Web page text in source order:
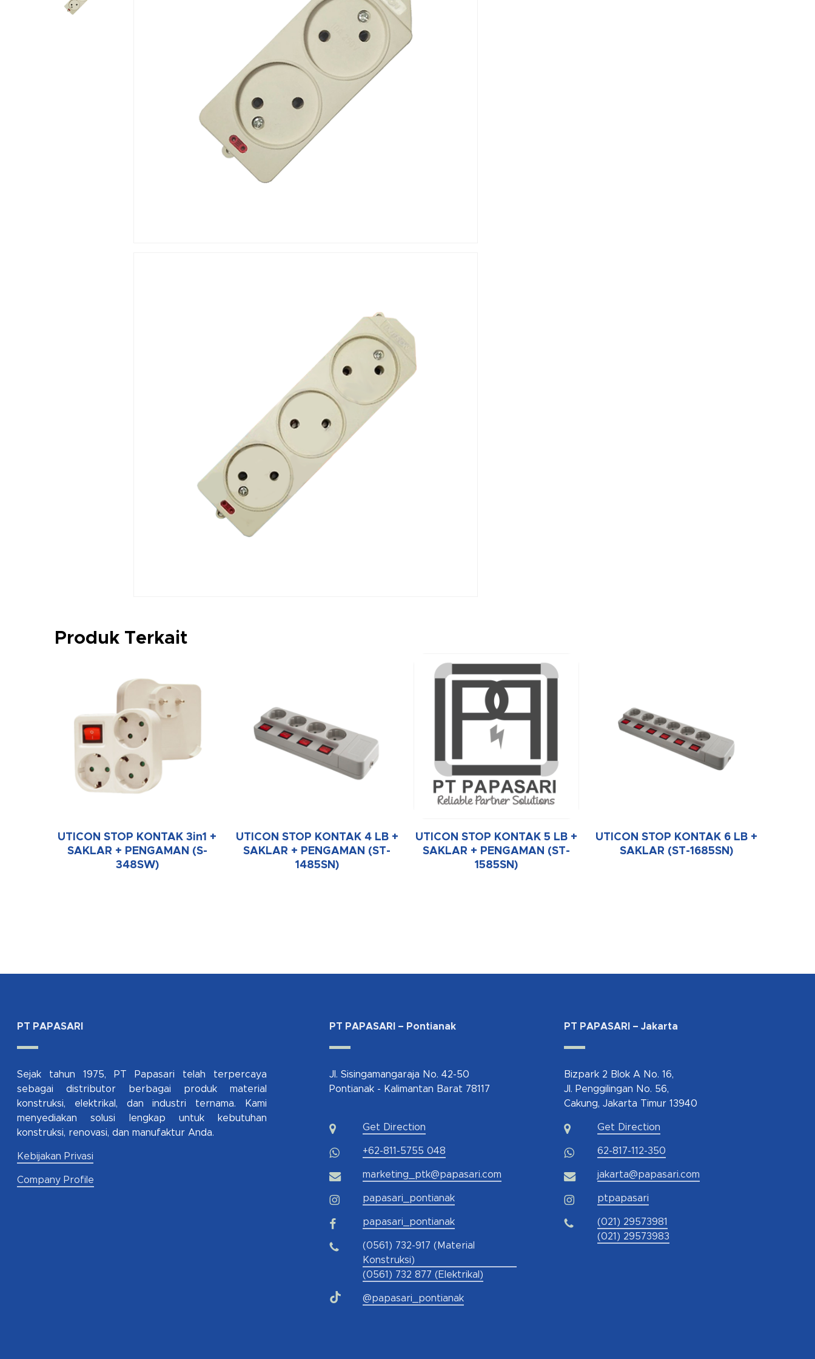
Produk Terkait
UTICON STOP KONTAK 3in1 +
SAKLAR + PENGAMAN (S-
348SW)
UTICON STOP KONTAK 4 LB +
SAKLAR + PENGAMAN (ST-
1485SN)
UTICON STOP KONTAK 5 LB +
SAKLAR + PENGAMAN (ST-
1585SN)
UTICON STOP KONTAK 6 LB +
SAKLAR (ST-1685SN)
PT PAPASARI
Sejak tahun 1975, PT Papasari telah terpercaya
sebagai distributor berbagai produk material
konstruksi, elektrikal, dan industri ternama. Kami
menyediakan solusi lengkap untuk kebutuhan
konstruksi, renovasi, dan manufaktur Anda.
Kebijakan Privasi
Company Profile
PT PAPASARI – Pontianak
Jl. Sisingamangaraja No. 42-50
Pontianak - Kalimantan Barat 78117
Get Direction
+62-811-5755 048
marketing_ptk@papasari.com
papasari_pontianak
papasari_pontianak
(0561) 732-917 (Material
Konstruksi)
(0561) 732 877 (Elektrikal)
@papasari_pontianak
PT PAPASARI – Jakarta
Bizpark 2 Blok A No. 16,
Jl. Penggilingan No. 56,
Cakung, Jakarta Timur 13940
Get Direction
62-817-112-350
jakarta@papasari.com
ptpapasari
(021) 29573981
(021) 29573983